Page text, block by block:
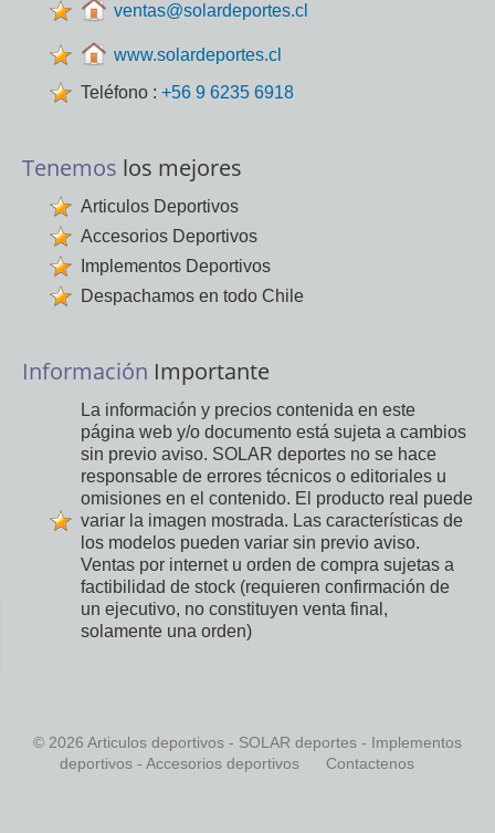
ventas@solardeportes.cl
www.solardeportes.cl
Teléfono : +56 9 6235 6918
Tenemos los mejores
Articulos Deportivos
Accesorios Deportivos
Implementos Deportivos
Despachamos en todo Chile
Información Importante
La información y precios contenida en este
página web y/o documento está sujeta a cambios
sin previo aviso. SOLAR deportes no se hace
responsable de errores técnicos o editoriales u
omisiones en el contenido. El producto real puede
variar la imagen mostrada. Las características de
los modelos pueden variar sin previo aviso.
Ventas por internet u orden de compra sujetas a
factibilidad de stock (requieren confirmación de
un ejecutivo, no constituyen venta final,
solamente una orden)
© 2026 Articulos deportivos - SOLAR deportes - Implementos
deportivos - Accesorios deportivos
Contactenos